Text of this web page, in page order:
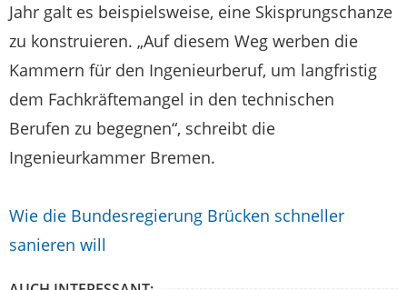
Jahr galt es beispielsweise, eine Skisprungschanze
zu konstruieren. „Auf diesem Weg werben die
Kammern für den Ingenieurberuf, um langfristig
dem Fachkräftemangel in den technischen
Berufen zu begegnen“, schreibt die
Ingenieurkammer Bremen.
Wie die Bundesregierung Brücken schneller
sanieren will